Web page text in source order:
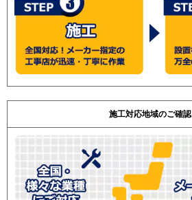
施工対応地域のご確認